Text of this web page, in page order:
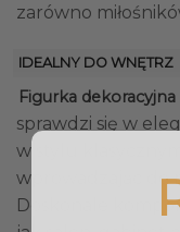
zarówno
IDEALNY DO WNĘTRZ
Figurka
sprawdzi się w
w stylu
wprowadzając do
Doskonale